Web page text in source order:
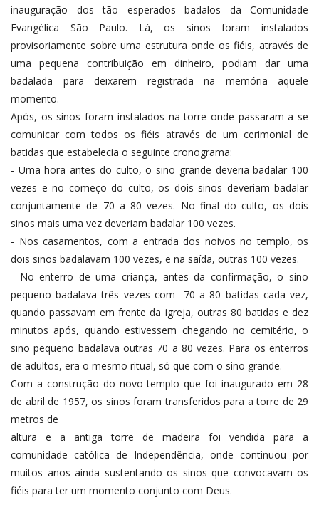
inauguração dos tão esperados badalos da Comunidade
Evangélica São Paulo. Lá, os sinos foram instalados
provisoriamente sobre uma estrutura onde os fiéis, através de
uma pequena contribuição em dinheiro, podiam dar uma
badalada para deixarem registrada na memória aquele
momento.
Após, os sinos foram instalados na torre onde passaram a se
comunicar com todos os fiéis através de um cerimonial de
batidas que estabelecia o seguinte cronograma:
- Uma hora antes do culto, o sino grande deveria badalar 100
vezes e no começo do culto, os dois sinos deveriam badalar
conjuntamente de 70 a 80 vezes. No final do culto, os dois
sinos mais uma vez deveriam badalar 100 vezes.
- Nos casamentos, com a entrada dos noivos no templo, os
dois sinos badalavam 100 vezes, e na saída, outras 100 vezes.
- No enterro de uma criança, antes da confirmação, o sino
pequeno badalava três vezes com 70 a 80 batidas cada vez,
quando passavam em frente da igreja, outras 80 batidas e dez
minutos após, quando estivessem chegando no cemitério, o
sino pequeno badalava outras 70 a 80 vezes. Para os enterros
de adultos, era o mesmo ritual, só que com o sino grande.
Com a construção do novo templo que foi inaugurado em 28
de abril de 1957, os sinos foram transferidos para a torre de 29
metros de
altura e a antiga torre de madeira foi vendida para a
comunidade católica de Independência, onde continuou por
muitos anos ainda sustentando os sinos que convocavam os
fiéis para ter um momento conjunto com Deus.